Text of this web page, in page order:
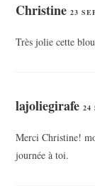
Christine 23
Très jolie cette
lajoliegirafe 24
Merci Christine!
journée à toi.